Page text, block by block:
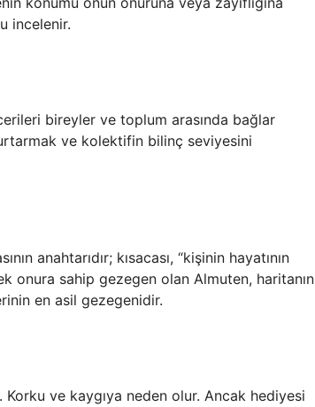
incelenir.
bireyler ve toplum arasında bağlar
ve kolektifin bilinç seviyesini
anahtarıdır; kısacası, “kişinin hayatının
onura sahip gezegen olan Almuten, haritanın
en asil gezegenidir.
ve kaygıya neden olur. Ancak hediyesi